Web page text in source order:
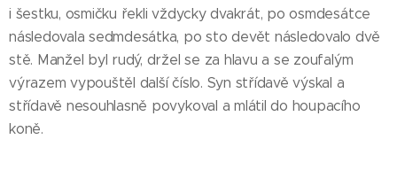
i šestku, osmičku řekli vždycky dvakrát, po osmdesátce
následovala sedmdesátka, po sto devět následovalo dvě
stě. Manžel byl rudý, držel se za hlavu a se zoufalým
výrazem vypouštěl další číslo. Syn střídavě výskal a
střídavě nesouhlasně povykoval a mlátil do houpacího
koně.